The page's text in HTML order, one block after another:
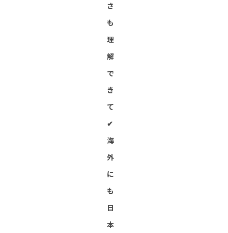
さ
も
理
解
で
き
て
✔︎
海
外
に
も
日
本